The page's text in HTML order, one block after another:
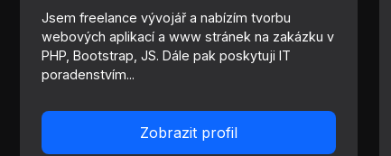
Jsem freelance vývojář a nabízím tvorbu
webových aplikací a www stránek na zakázku v
PHP, Bootstrap, JS. Dále pak poskytuji IT
poradenstvím...
Zobrazit profil